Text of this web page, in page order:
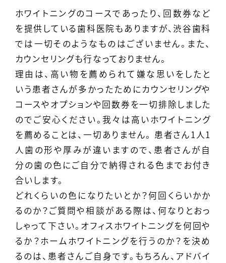
ホワイトニングのコースであったり、回数券など
を提供している歯科医院もありますが、渋谷歯科
では一切そのようなものはございません。また、
カウンセリングも行なっておりません。
理由は、高い物を薦められて嫌な思いをしたと
いう患者さんが多かったためにカウンセリングや
コースやオプションや回数券を一切排除しました
のでご安心ください。我々は高いホワイトニング
を薦めることは、一切ありません。 患者さん1人1
人歯の形や厚みが違いますので、患者さんが自
分の歯の色にご自分で納得される色までお付き
合いします。
どれくらいの色になりたいとか？何回くらいかか
るのか？ご質問や相談がある際は、何なりとおっ
しゃって下さい。オフィスホワイトニングを何回や
るか？ホームホワイトニングを行うのか？を決め
るのは、患者さんご自身です。もちろん、アドバイ